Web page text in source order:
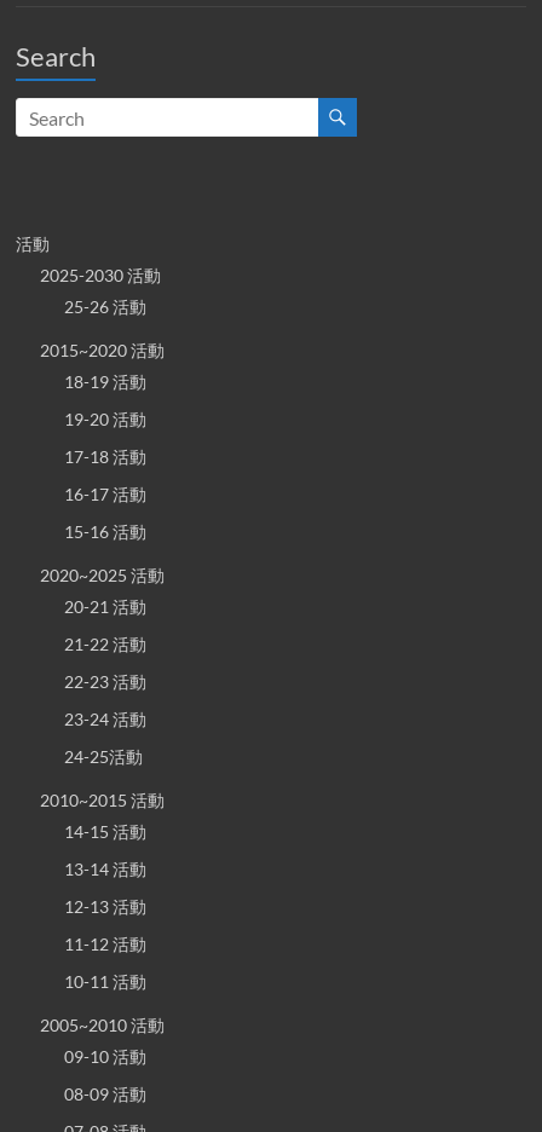
Search
活動
2025-2030 活動
25-26 活動
2015~2020 活動
18-19 活動
19-20 活動
17-18 活動
16-17 活動
15-16 活動
2020~2025 活動
20-21 活動
21-22 活動
22-23 活動
23-24 活動
24-25活動
2010~2015 活動
14-15 活動
13-14 活動
12-13 活動
11-12 活動
10-11 活動
2005~2010 活動
09-10 活動
08-09 活動